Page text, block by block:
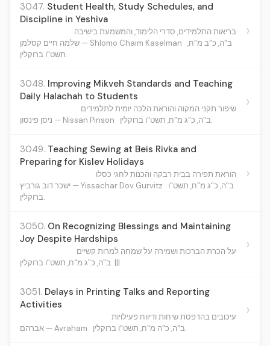
3047. Student Health, Study Schedules, and
Discipline in Yeshiva
בריאות התלמידים, סדרי הלימוד, והמשמעת בישיבה
שלמה חיים קסלמן — Shlomo Chaim Kaselman ב"ה, כ"ב מ"ח,
תשט"ו ברוקלין.
›
3048. Improving Mikveh Standards and Teaching
Daily Halachah to Students
שיפור תקני המקוה והוראת הלכה יומית לתלמידים
ניסן פינסון — Nissan Pinson
ב"ה, כ"ג מ"ח, תשט"ו ברוקלין.
›
3049. Teaching Sewing at Beis Rivka and
Preparing for Kislev Holidays
הוראת תפירה בבית רבקה והכנות לחגי כסלו
ישכר דוב גורביץ — Yissachar Dov Gurvitz
ב"ה, כ"ג מ"ח, תשט"ו
ברוקלין.
›
3050. On Recognizing Blessings and Maintaining
Joy Despite Hardships
על הכרת הברכות ושמירה על שמחה למרות קשיים
ב"ה, כ"ג מ"ח, תשט"ו ברוקלין. |||
›
3051. Delays in Printing Talks and Reporting
Activities
עיכובים בהדפסת שיחות ודיווח פעילויות
אברהם — Avraham
ב"ה, כ"ה מ"ח, תשט"ו ברוקלין.
›